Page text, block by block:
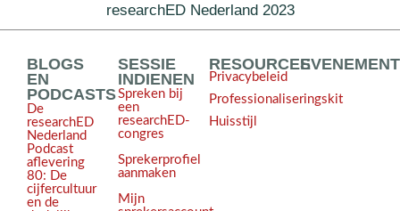
researchED Nederland 2023
BLOGS
EN
PODCASTS
De
researchED
Nederland
Podcast
aflevering
80: De
cijfercultuur
en de
SESSIE
INDIENEN
Spreken bij
een
researchED-
congres
Sprekerprofiel
aanmaken
Mijn
RESOURCES
Privacybeleid
Professionaliseringskit
Huisstijl